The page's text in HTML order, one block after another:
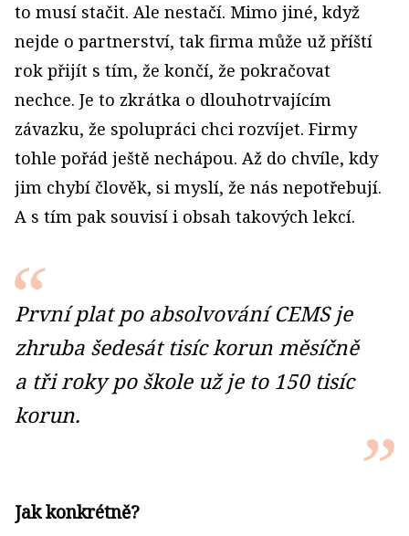
to musí stačit. Ale nestačí. Mimo jiné, když
nejde o partnerství, tak firma může už příští
rok přijít s tím, že končí, že pokračovat
nechce. Je to zkrátka o dlouhotrvajícím
závazku, že spolupráci chci rozvíjet. Firmy
tohle pořád ještě nechápou. Až do chvíle, kdy
jim chybí člověk, si myslí, že nás nepotřebují.
A s tím pak souvisí i obsah takových lekcí.
První plat po absolvování CEMS je
zhruba šedesát tisíc korun měsíčně
a tři roky po škole už je to 150 tisíc
korun.
Jak konkrétně?